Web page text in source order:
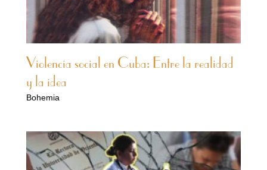
Violencia social en Cuba: Entre la realidad
y la idea
Bohemia